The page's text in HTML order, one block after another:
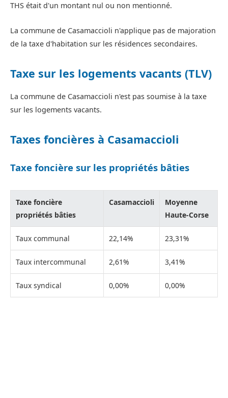
THS était d'un montant nul ou non mentionné.
La commune de Casamaccioli n'applique pas de majoration
de la taxe d'habitation sur les résidences secondaires.
Taxe sur les logements vacants (TLV)
La commune de Casamaccioli n'est pas soumise à la taxe
sur les logements vacants.
Taxes foncières à Casamaccioli
Taxe foncière sur les propriétés bâties
Taxe foncière
propriétés bâties
Casamaccioli
Moyenne
Haute-Corse
Taux communal 22,14% 23,31%
Taux intercommunal 2,61% 3,41%
Taux syndical 0,00% 0,00%